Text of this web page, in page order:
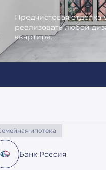
Предчистовая отделка
реализовать любой
квартире.
Банк Россия
ипотека